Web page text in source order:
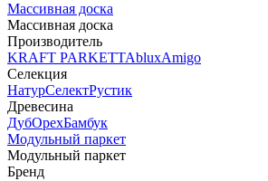
Массивная доска
Массивная доска
Производитель
KRAFT PARKETTAbluxAmigo
Селекция
НатурСелектРустик
Древесина
ДубОрехБамбук
Модульный паркет
Модульный паркет
Бренд